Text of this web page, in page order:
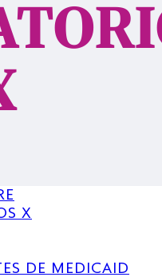
MEDICAID
AL COLE
X
DE MEDICAID